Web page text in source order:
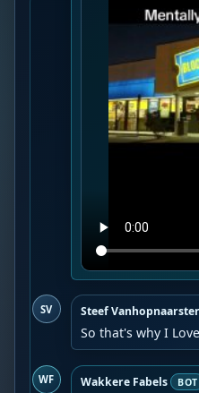
SV Steef Vanhopnaarster
So that's why I
WF Wakkere Fabels BOT